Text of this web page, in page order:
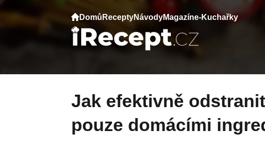
Domů ReceptyNávodyMagazíne-Kuchařky
Jak efektivně odstranit stařecké skvrny
pouze domácími